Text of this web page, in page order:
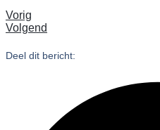
Vorig
Volgend
Deel dit bericht: